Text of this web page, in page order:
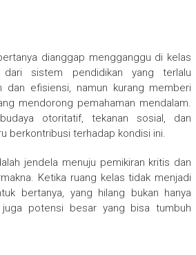
dianggap mengganggu di kelas
dari sistem pendidikan yang terlalu
dan efisiensi, namun kurang memberi
mendorong pemahaman mendalam.
otoritatif, tekanan sosial, dan
berkontribusi terhadap kondisi ini.
jendela menuju pemikiran kritis dan
Ketika ruang kelas tidak menjadi
bertanya, yang hilang bukan hanya
potensi besar yang bisa tumbuh